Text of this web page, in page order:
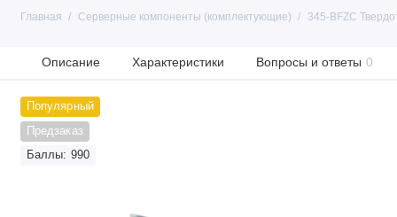
Главная Серверные компоненты (комплектующие) 345-BFZC
Описание Характеристики Вопросы и ответы 0
Популярный
Предзаказ
Баллы: 990